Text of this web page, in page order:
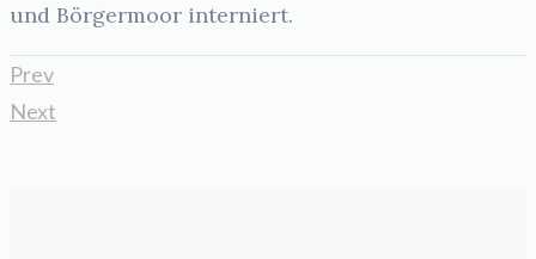
und Börgermoor interniert.
Prev
Next